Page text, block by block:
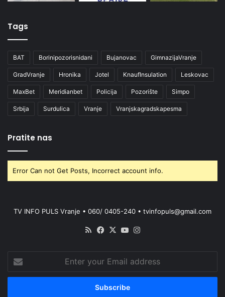
Tags
BAT Borinipozorisnidani Bujanovac GimnazijaVranje
GradVranje Hronika Jotel KnaufInsulation Leskovac
MaxBet Meridianbet Policija Pozorište Simpo
Srbija Surdulica Vranje Vranjskagradskapesma
Pratite nas
Error Can not Get Posts, Incorrect account info.
TV INFO PULS Vranje • 060/ 0405-240 • tvinfopuls@gmail.com
RSS Facebook
X YouTube
your
Email